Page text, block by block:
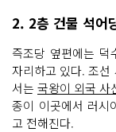
2. 2층 건물 석어
즉조당 옆편에는 덕
자리하고 있다. 조선
서는 국왕이 외국 사
종이 이곳에서 러시
고 전해진다.